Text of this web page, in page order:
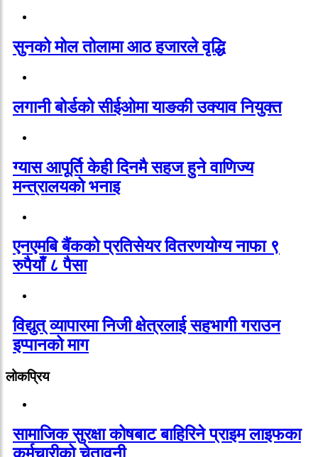
सुनको मोल तोलामा आठ हजारले वृद्धि
लगानी बोर्डको सीईओमा याङकी उक्याव नियुक्त
ग्यास आपूर्ति केही दिनमै सहज हुने वाणिज्य
मन्त्रालयको भनाइ
एनएमबि बैंकको प्रतिसेयर वितरणयोग्य नाफा ९
रुपैयाँ ८ पैसा
विद्युत् व्यापारमा निजी क्षेत्रलाई सहभागी गराउन
इप्पानको माग
लोकप्रिय
सामाजिक सुरक्षा कोषबाट बाहिरिने प्राइम लाइफका
कर्मचारीको चेतावनी